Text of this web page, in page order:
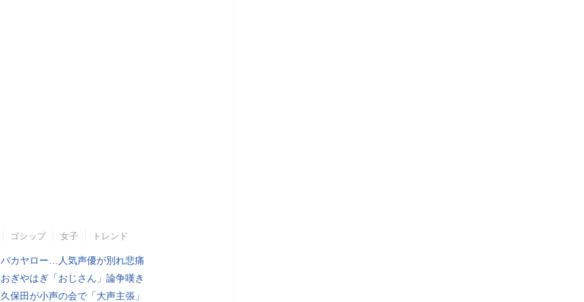
ゴシップ 女子 トレンド
バカヤロー…人気声優が別れ悲痛
おぎやはぎ「おじさん」論争嘆き
久保田が小声の会で「大声主張」